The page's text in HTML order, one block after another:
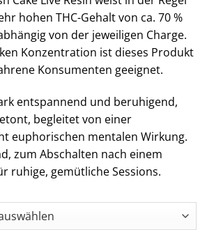
bis
€ 1.000,00
hohen THC-Gehalt von ca. 70 %
von der jeweiligen Charge.
Konzentration ist dieses Produkt
Konsumenten geeignet.
entspannend und beruhigend,
begleitet von einer
euphorischen mentalen Wirkung.
zum Abschalten nach einem
ruhige, gemütliche Sessions.